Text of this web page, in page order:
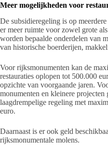
Meer mogelijkheden voor
De subsidieregeling is op
er meer ruimte voor zowel grote
worden bepaalde onderdelen van
van historische boerderijen,
Voor rijksmonumenten kan de
restauraties oplopen tot 500.000
opzichte van voorgaande jaren.
monumenten en kleinere projecten
laagdrempelige regeling met
euro.
Daarnaast is er ook geld
rijksmonumentale molens.